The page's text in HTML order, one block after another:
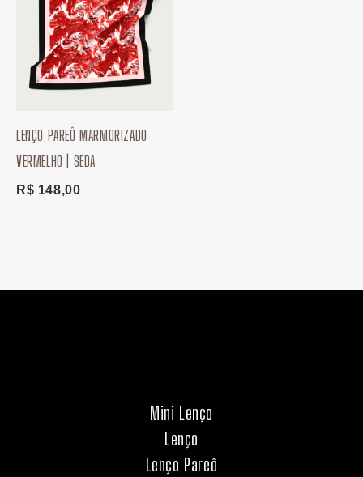
LENÇO PAREÔ MARMORIZADO
VERMELHO | SEDA
R$ 148,00
Mini Lenço
Lenço
Lenço Pareô